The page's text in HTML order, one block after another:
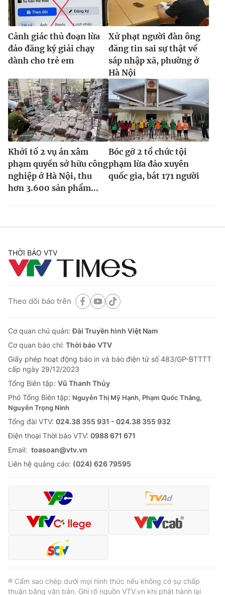
Cảnh giác thủ đoạn lừa
đảo đăng ký giải chạy
dành cho trẻ em
Xử phạt người đàn ông
đăng tin sai sự thật về
sáp nhập xã, phường ở
Hà Nội
Khởi tố 2 vụ án xâm
phạm quyền sở hữu công
nghiệp ở Hà Nội, thu
hơn 3.600 sản phẩm...
Bóc gỡ 2 tổ chức tội
phạm lừa đảo xuyên
quốc gia, bắt 171 người
THỜI BÁO VTV
Theo dõi báo trên
Cơ quan chủ quản:Đài Truyền hình Việt Nam
Cơ quan báo chí: Thời báo VTV
Giấy phép hoạt động báo in và báo điện tử số 483/GP-BTTTT
cấp ngày 29/12/2023
Tổng Biên tập: Vũ Thanh Thủy
Phó Tổng Biên tập: Nguyễn Thị Mỹ Hạnh, Phạm Quốc Thắng,
Nguyễn Trọng Ninh
Tổng đài VTV: 024.38 355 931 - 024.38 355 932
Ðiện thoại Thời báo VTV: 0988 671 671
Email: toasoan@vtv.vn
Liên hệ quảng cáo: (024) 626 79595
® Cấm sao chép dưới mọi hình thức nếu không có sự chấp
thuận bằng văn bản. Ghi rõ nguồn VTV.vn khi phát hành lại